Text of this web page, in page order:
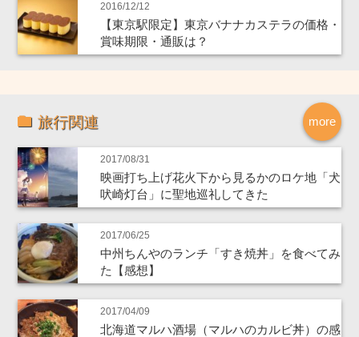
2016/12/12
【東京駅限定】東京バナナカステラの価格・
賞味期限・通販は？
more
旅行関連
2017/08/31
映画打ち上げ花火下から見るかのロケ地「犬
吠崎灯台」に聖地巡礼してきた
2017/06/25
中州ちんやのランチ「すき焼丼」を食べてみ
た【感想】
2017/04/09
北海道マルハ酒場（マルハのカルビ丼）の感